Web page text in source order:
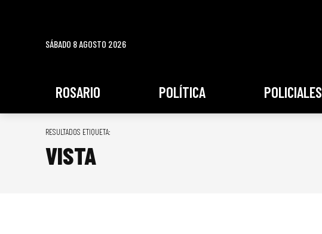
SÁBADO 8 AGOSTO 2026
ROSARIO POLÍTICA POLICIALES
RESULTADOS ETIQUETA:
VISTA